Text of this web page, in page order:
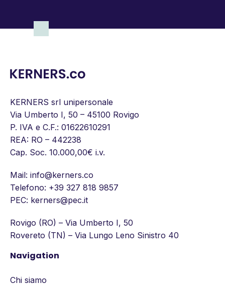
KERNERS srl unipersonale
Via Umberto I, 50 – 45100 Rovigo
P. IVA e C.F.: 01622610291
REA: RO – 442238
Cap. Soc. 10.000,00€ i.v.
Mail: info@kerners.co
Telefono: +39 327 818 9857
PEC: kerners@pec.it
Rovigo (RO) – Via Umberto I, 50
Rovereto (TN) – Via Lungo Leno Sinistro 40
Navigation
Chi siamo